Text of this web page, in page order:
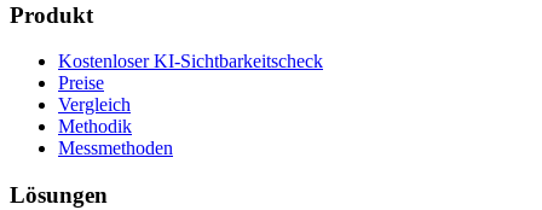
Produkt
Kostenloser KI-Sichtbarkeitscheck
Preise
Vergleich
Methodik
Messmethoden
Lösungen